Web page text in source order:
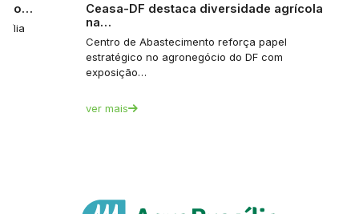
Ceasa-DF destaca diversidade agrícola
na…
Centro de Abastecimento reforça papel
estratégico no agronegócio do DF com
exposição…
ver mais